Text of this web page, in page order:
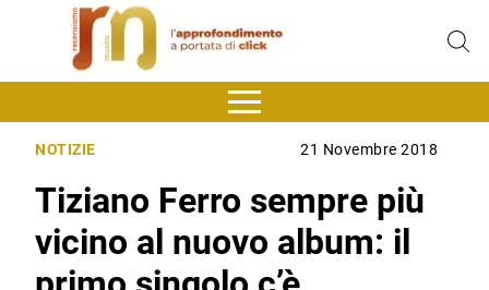
NOTIZIE 21 Novembre 2018
Tiziano Ferro sempre più
vicino al nuovo album: il